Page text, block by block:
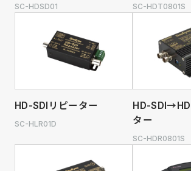
SC-HDSD01 SC-HDT0801S
HD-SDIリピーター
SC-HLR01D
HD-
ター
SC-HDR0801S